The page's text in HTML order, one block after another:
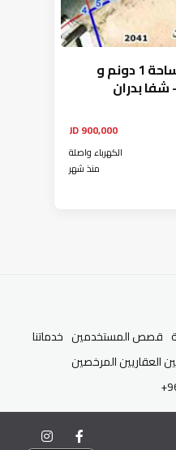
ارض مميزة تجارية مساحة 1 دونم و
900,000 JD
الكهرباء واصلة
منذ شهر
قصص المستخدمين خدماتنا
العقاريين المرخصين